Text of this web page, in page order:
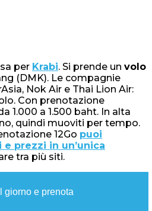
per Krabi. Si prende un volo
(DMK). Le compagnie
Nok Air e Thai Lion Air:
Con prenotazione
1.000 a 1.500 baht. In alta
quindi muoviti per tempo.
12Go puoi
e prezzi in un’unica
tra più siti.
giorno e prenota